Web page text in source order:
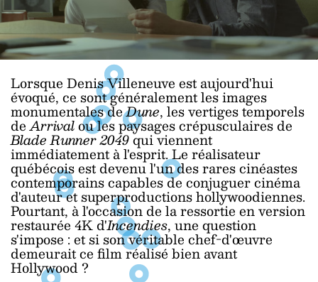
Lorsque Denis Villeneuve est aujourd'hui
évoqué, ce sont généralement les images
monumentales deDune, les vertiges temporels
deArrivalou les paysages crépusculaires de
Blade Runner 2049qui viennent
immédiatement à l'esprit. Le réalisateur
québécois est devenu l'un des rares cinéastes
contemporains capables de conjuguer cinéma
d'auteur et superproductions hollywoodiennes.
Pourtant, à l'occasion de la ressortie en version
restaurée 4K d'Incendies, une question
s'impose : et si son véritable chef-d'œuvre
demeurait ce film réalisé bien avant
Hollywood ?